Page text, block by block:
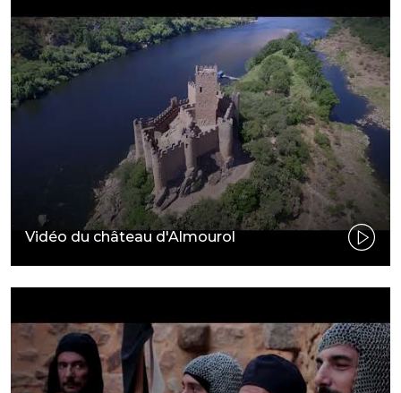
Vidéo du château d'Almourol